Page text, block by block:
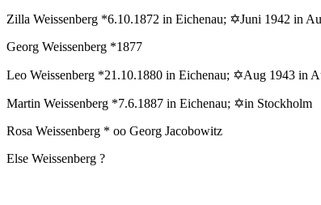
Zilla Weissenberg *6.10.1872 in Eichenau; ✡Juni 1942 in
Georg Weissenberg *1877
Leo Weissenberg *21.10.1880 in Eichenau; ✡Aug 1943 in
Martin Weissenberg *7.6.1887 in Eichenau; ✡in Stockholm
Rosa Weissenberg * oo Georg Jacobowitz
Else Weissenberg ?